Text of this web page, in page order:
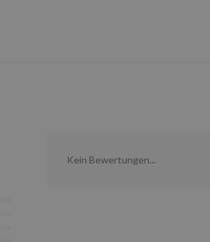
Kein Bewertungen...